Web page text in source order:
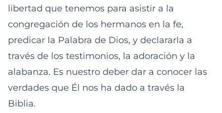
libertad que tenemos para asistir a la
congregación de los hermanos en la fe,
predicar la Palabra de Dios, y declararla a
través de los testimonios, la adoración y la
alabanza. Es nuestro deber dar a conocer las
verdades que Él nos ha dado a través la
Biblia.